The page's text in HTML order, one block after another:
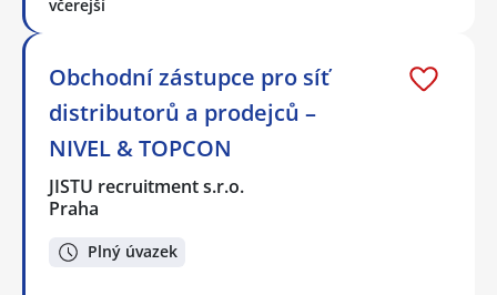
včerejší
Obchodní zástupce pro síť
distributorů a prodejců –
NIVEL & TOPCON
JISTU recruitment s.r.o.
Praha
Plný úvazek